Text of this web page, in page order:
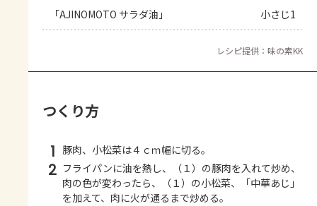
「AJINOMOTO サラダ油」 小さじ1
レシピ提供：味の素KK
つくり方
1 豚肉、小松菜は４ｃｍ幅に切る。
2 フライパンに油を熱し、（１）の豚肉を入れて炒め、
肉の色が変わったら、（１）の小松菜、「中華あじ」
を加えて、肉に火が通るまで炒める。